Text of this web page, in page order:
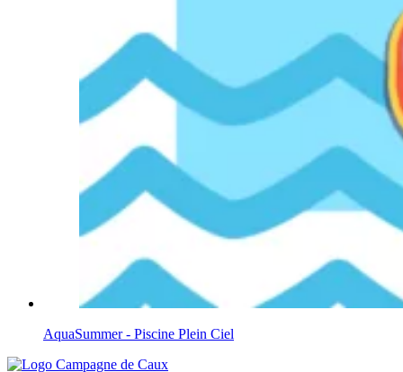
AquaSummer - Piscine Plein Ciel